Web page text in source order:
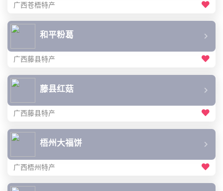
广西苍梧特产
和平粉葛
广西藤县特产
藤县红菇
广西藤县特产
梧州大福饼
广西梧州特产